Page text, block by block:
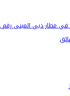
في مطار دبي المبنى رقم 2